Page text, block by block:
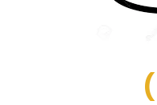
(